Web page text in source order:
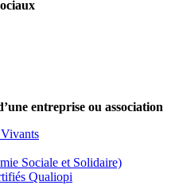
entreprise ou association
Sociale et Solidaire)
Qualiopi